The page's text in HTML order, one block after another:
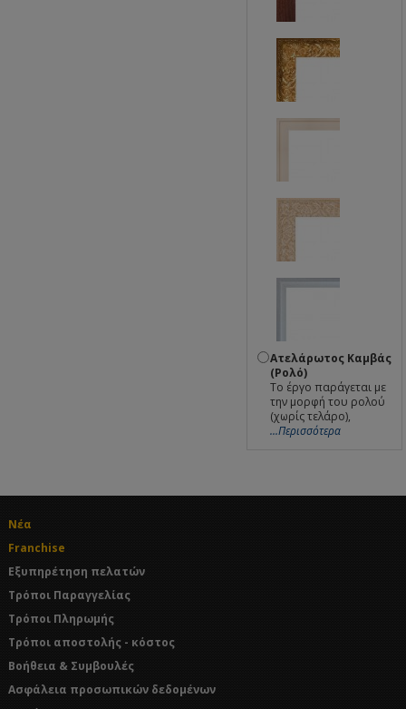
Ατελάρωτος Καμβάς
(Ρολό)
Το έργο παράγεται με
την μορφή του ρολού
(χωρίς τελάρο),
...Περισσότερα
Νέα
Franchise
Εξυπηρέτηση πελατών
Τρόποι Παραγγελίας
Τρόποι Πληρωμής
Τρόποι αποστολής - κόστος
Βοήθεια & Συμβουλές
Ασφάλεια προσωπικών δεδομένων